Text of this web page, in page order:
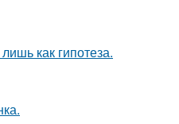
как гипотеза.